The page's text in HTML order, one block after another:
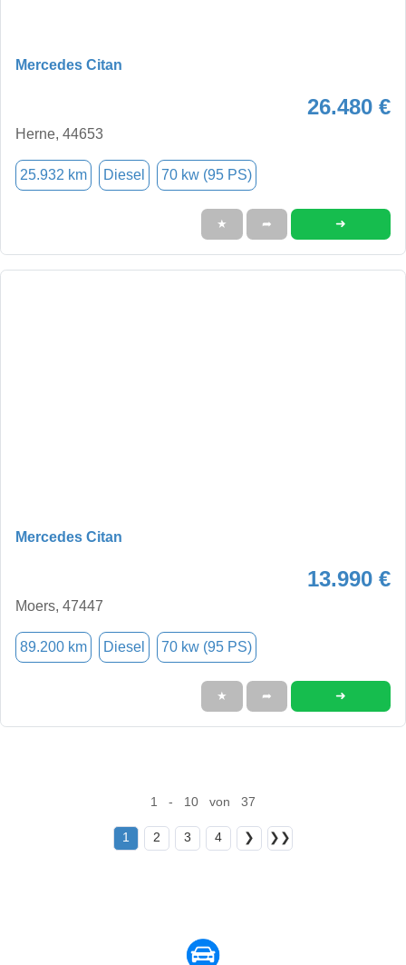
Mercedes Citan
26.480 €
Herne, 44653
25.932 km Diesel 70 kw (95 PS)
★ ➦ ➜
Mercedes Citan
13.990 €
Moers, 47447
89.200 km Diesel 70 kw (95 PS)
★ ➦ ➜
1 - 10 von 37
1 2 3 4 ❯ ❯❯